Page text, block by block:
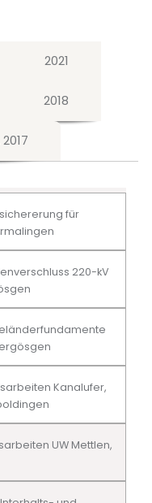
2021
2018
für
220-kV
Kanalufer,
UW Mettlen,